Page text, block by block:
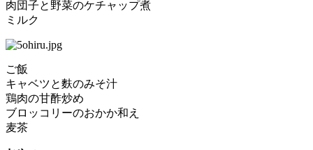
肉団子と野菜のケチャップ煮
ミルク
ご飯
キャベツと麩のみそ汁
鶏肉の甘酢炒め
ブロッコリーのおかか和え
麦茶